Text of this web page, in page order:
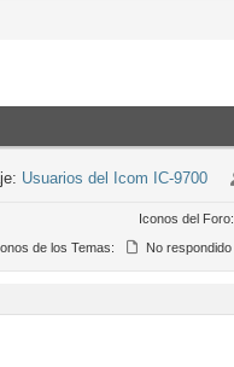
Usuarios del Icom IC-9700
Iconos del Foro:
de los Temas:
No respondido